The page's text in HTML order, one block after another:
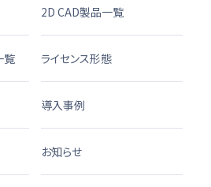
2D CAD製品一覧
覧 ライセンス形態
導入事例
お知らせ